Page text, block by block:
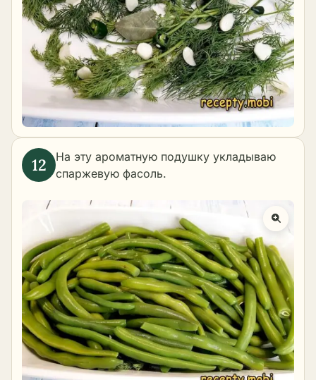
На эту ароматную подушку укладываю
спаржевую фасоль.